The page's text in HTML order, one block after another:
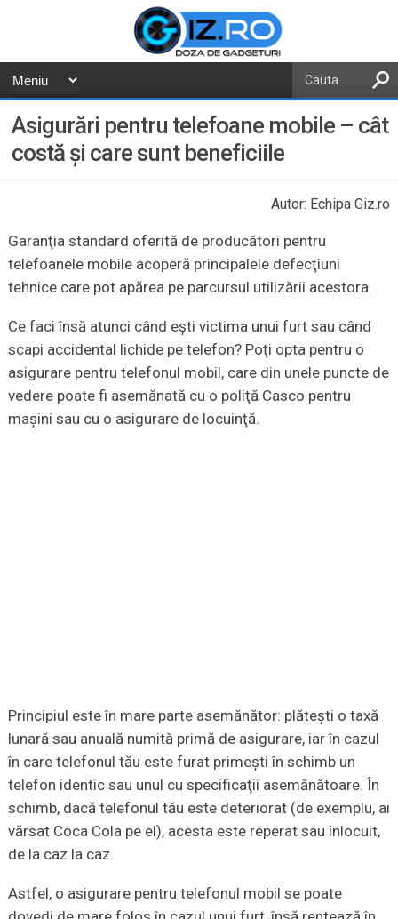
Asigurări pentru telefoane mobile – cât
costă şi care sunt beneficiile
Autor: Echipa Giz.ro
Garanţia standard oferită de producători pentru
telefoanele mobile acoperă principalele defecţiuni
tehnice care pot apărea pe parcursul utilizării acestora.
Ce faci însă atunci când eşti victima unui furt sau când
scapi accidental lichide pe telefon? Poţi opta pentru o
asigurare pentru telefonul mobil, care din unele puncte de
vedere poate fi asemănată cu o poliţă Casco pentru
maşini sau cu o asigurare de locuinţă.
Principiul este în mare parte asemănător: plăteşti o taxă
lunară sau anuală numită primă de asigurare, iar în cazul
în care telefonul tău este furat primeşti în schimb un
telefon identic sau unul cu specificaţii asemănătoare. În
schimb, dacă telefonul tău este deteriorat (de exemplu, ai
vărsat Coca Cola pe el), acesta este reperat sau înlocuit,
de la caz la caz.
Astfel, o asigurare pentru telefonul mobil se poate